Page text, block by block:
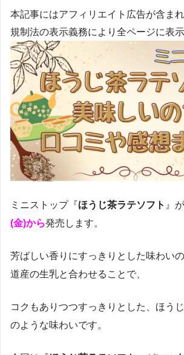
本記事にはアフィリエイト広告が含ま
規制法の表示義務により全ページに表
ミニストップ『 ほうじ茶ラテソフト 』が
(金)から発売します。
芳ばしい香りにすっきりとした味わい
道産の生乳と合わせることで、
コクもありつつすっきりとした、ほう
のような味わいです。